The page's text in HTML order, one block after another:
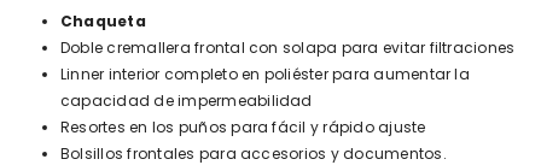
Chaqueta
Doble cremallera frontal con solapa para evitar filtraciones
Linner interior completo en poliéster para aumentar la
capacidad de impermeabilidad
Resortes en los puños para fácil y rápido ajuste
Bolsillos frontales para accesorios y documentos.